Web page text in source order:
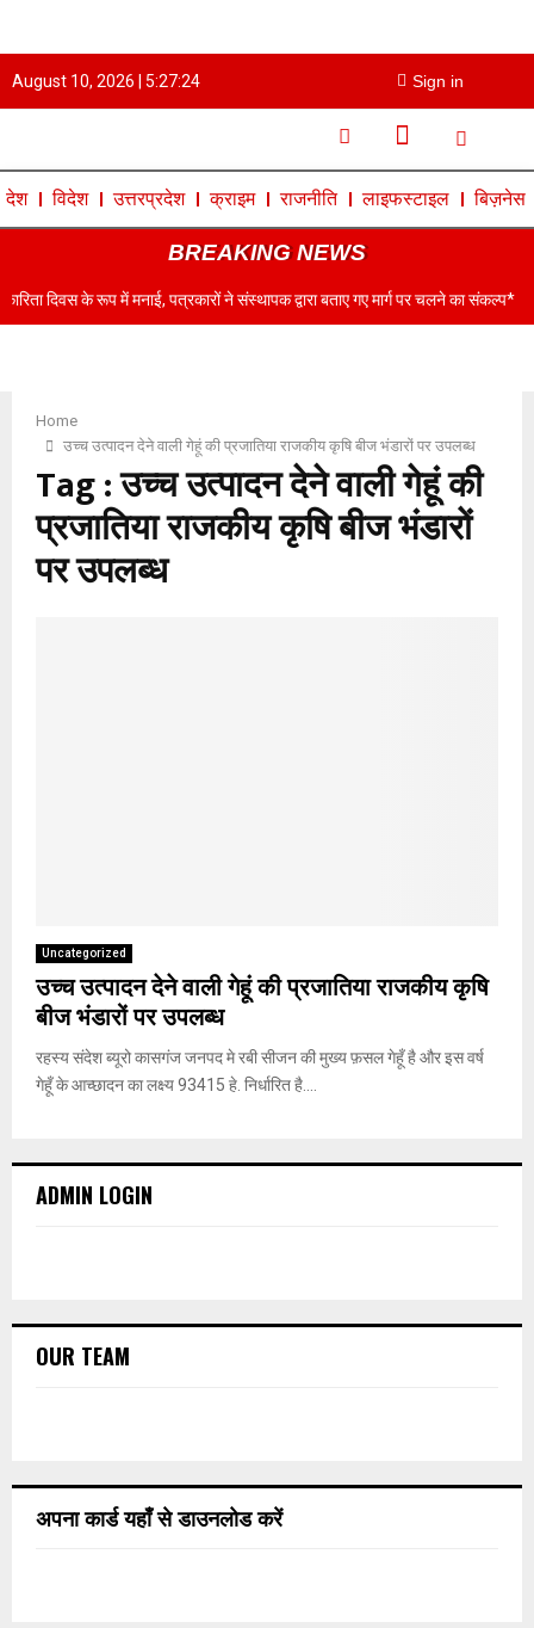
August 10, 2026 | 5:27:24 Sign in
देश विदेश उत्तरप्रदेश क्राइम राजनीति लाइफस्टाइल बिज़नेस
BREAKING NEWS
के रूप में मनाई, पत्रकारों ने संस्थापक द्वारा बताए गए मार्ग पर चलने का संकल्प* कासगंज
Home
उच्च उत्पादन देने वाली गेहूं की प्रजातिया राजकीय कृषि बीज भंडारों पर उपलब्ध
Tag : उच्च उत्पादन देने वाली गेहूं की
प्रजातिया राजकीय कृषि बीज भंडारों
पर उपलब्ध
Uncategorized
उच्च उत्पादन देने वाली गेहूं की प्रजातिया राजकीय कृषि
बीज भंडारों पर उपलब्ध
रहस्य संदेश ब्यूरो कासगंज जनपद मे रबी सीजन की मुख्य फ़सल गेहूँ है और इस वर्ष
गेहूँ के आच्छादन का लक्ष्य 93415 हे. निर्धारित है....
ADMIN LOGIN
OUR TEAM
अपना कार्ड यहाँ से डाउनलोड करें